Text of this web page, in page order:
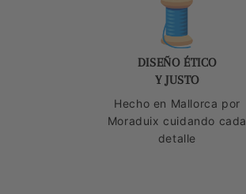
🧵
DISEÑO ÉTICO
Y JUSTO
Hecho en Mallorca por
Moraduix cuidando cada
detalle